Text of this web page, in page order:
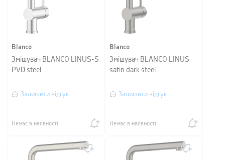
Blanco
Змішувач BLANCO LINUS-S
PVD steel
Залишити відгук
Немає в наявності
Blanco
Змішувач BLANCO LINUS
satin dark steel
Залишити відгук
Немає в наявності